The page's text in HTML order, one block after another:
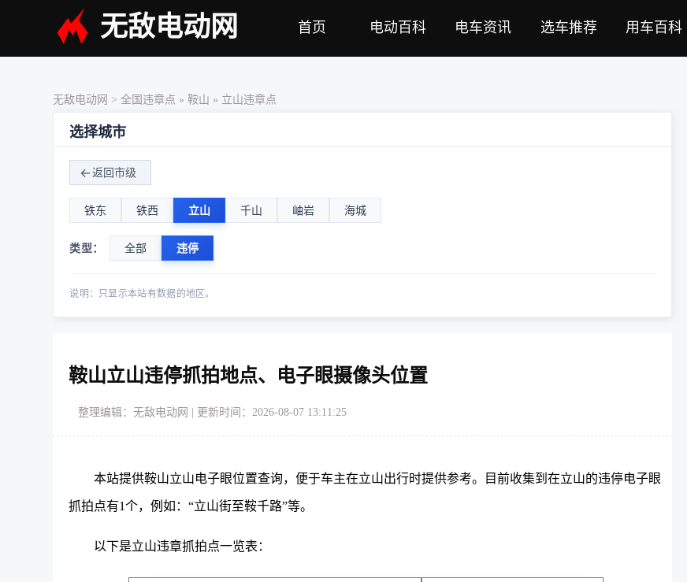
无敌电动网 首页 电动百科 电车资讯 选车推荐 用车百科
无敌电动网 >全国违章点 »鞍山 » 立山违章点
选择城市
返回市级
铁东 铁西 立山 千山 岫岩 海城
类型： 全部 违停
说明：只显示本站有数据的地区。
鞍山立山违停抓拍地点、电子眼摄像头位置
整理编辑：无敌电动网 | 更新时间：2026-08-07 13:11:25
本站提供鞍山立山电子眼位置查询，便于车主在立山出行时提供参考。目前收集到在立山的违停电子眼
抓拍点有1个，例如：“立山街至鞍千路”等。
以下是立山违章抓拍点一览表：